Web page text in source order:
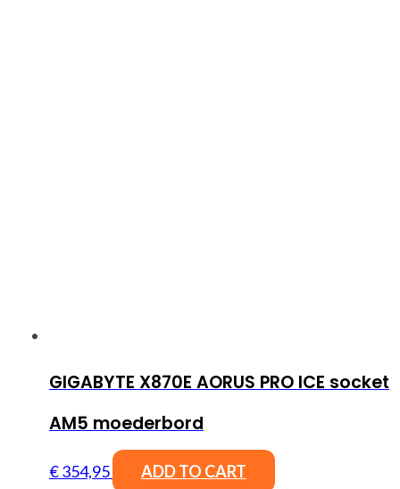
GIGABYTE X870E AORUS PRO ICE socket
AM5 moederbord
€354,95 ADD TO CART